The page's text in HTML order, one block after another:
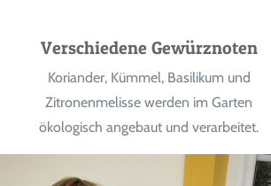
Verschiedene Gewürznoten
Koriander, Kümmel, Basilikum und
Zitronenmelisse werden im Garten
ökologisch angebaut und verarbeitet.